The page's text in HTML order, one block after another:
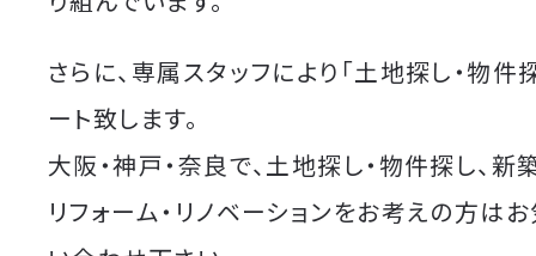
さらに、専属スタッフにより「土地探し・物件
ート致します。
大阪・神戸・奈良で、土地探し・物件探し、新
リフォーム・リノベーションをお考えの方は